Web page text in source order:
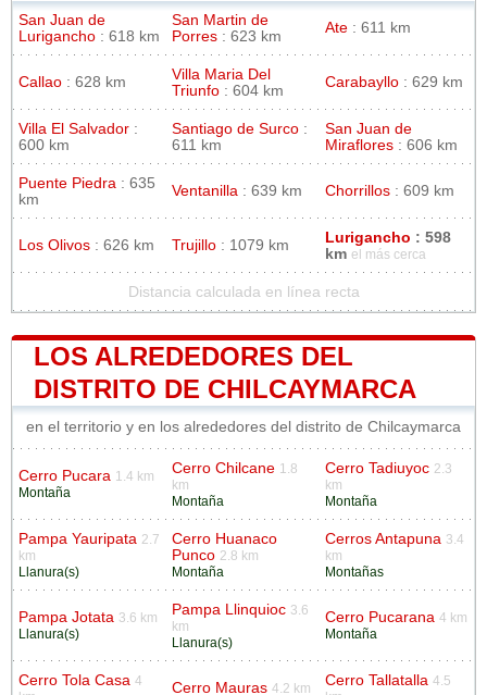
San Juan de
Lurigancho : 618 km
San Martin de
Porres : 623 km
Ate : 611 km
Callao : 628 km
Villa Maria Del
Triunfo : 604 km
Carabayllo : 629 km
Villa El Salvador :
600 km
Santiago de Surco :
611 km
San Juan de
Miraflores : 606 km
Puente Piedra : 635
km
Ventanilla : 639 km Chorrillos : 609 km
Los Olivos : 626 km Trujillo : 1079 km Lurigancho : 598
km el más cerca
Distancia calculada en línea recta
LOS ALREDEDORES DEL
DISTRITO DE CHILCAYMARCA
en el territorio y en los alrededores del distrito de Chilcaymarca
Cerro Pucara 1.4 km
Montaña
Cerro Chilcane 1.8
km
Montaña
Cerro Tadiuyoc 2.3
km
Montaña
Pampa Yauripata 2.7
km
Llanura(s)
Cerro Huanaco
Punco 2.8 km
Montaña
Cerros Antapuna 3.4
km
Montañas
Pampa Jotata 3.6 km
Llanura(s)
Pampa Llinquioc 3.6
km
Llanura(s)
Cerro Pucarana 4 km
Montaña
Cerro Tola Casa 4
Cerro Mauras 4.2 km
Cerro Tallatalla 4.5